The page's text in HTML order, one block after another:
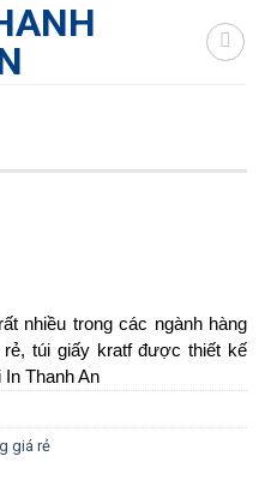
nhiều trong các ngành hàng
túi giấy kratf được thiết kế
Thanh An
giá rẻ